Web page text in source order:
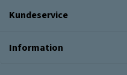
Kundeservice
Information